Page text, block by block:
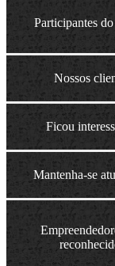
Participantes
Nossos
Ficou
Mantenha-se